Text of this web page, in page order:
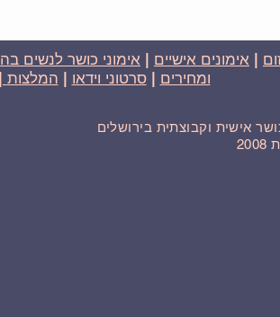
אימונים אישיים אימוני כושר לנשים
ומחירים |סרטוני וידאו המלצות
אישית וקבוצתית בירושלים